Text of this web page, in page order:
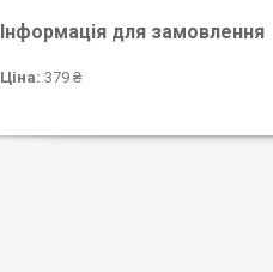
Інформація для замовлення
Ціна: 379 ₴